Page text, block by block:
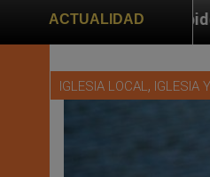
ACTUALIDAD
a Marco Rubio ante
IGLESIA LOCAL, IGLESIA